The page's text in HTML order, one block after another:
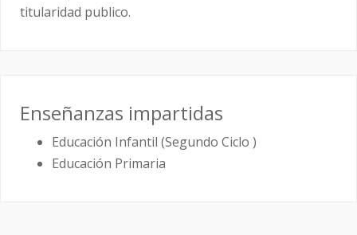
titularidad publico.
Enseñanzas impartidas
Educación Infantil (Segundo Ciclo )
Educación Primaria